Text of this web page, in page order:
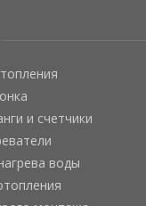
и счетчики
воды